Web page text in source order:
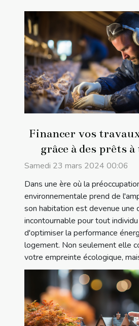
Financer vos
grâce à des prêts
Samedi 23 mars 2024 00:06
Dans une ère où la
environnementale prend de
son habitation est devenue une
incontournable pour tout
d'optimiser la performance
logement. Non seulement elle
votre empreinte écologique,